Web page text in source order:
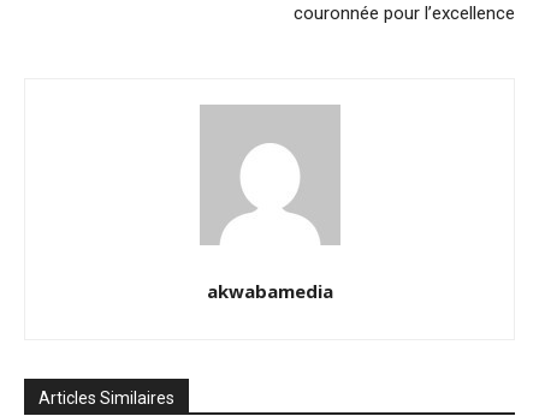
couronnée pour l’excellence
akwabamedia
Articles Similaires